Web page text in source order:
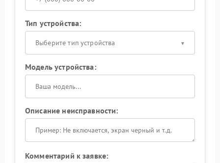
Тип устройства:
Выберите тип устройства
Модель устройства:
Описание неисправности:
Комментарий к заявке: